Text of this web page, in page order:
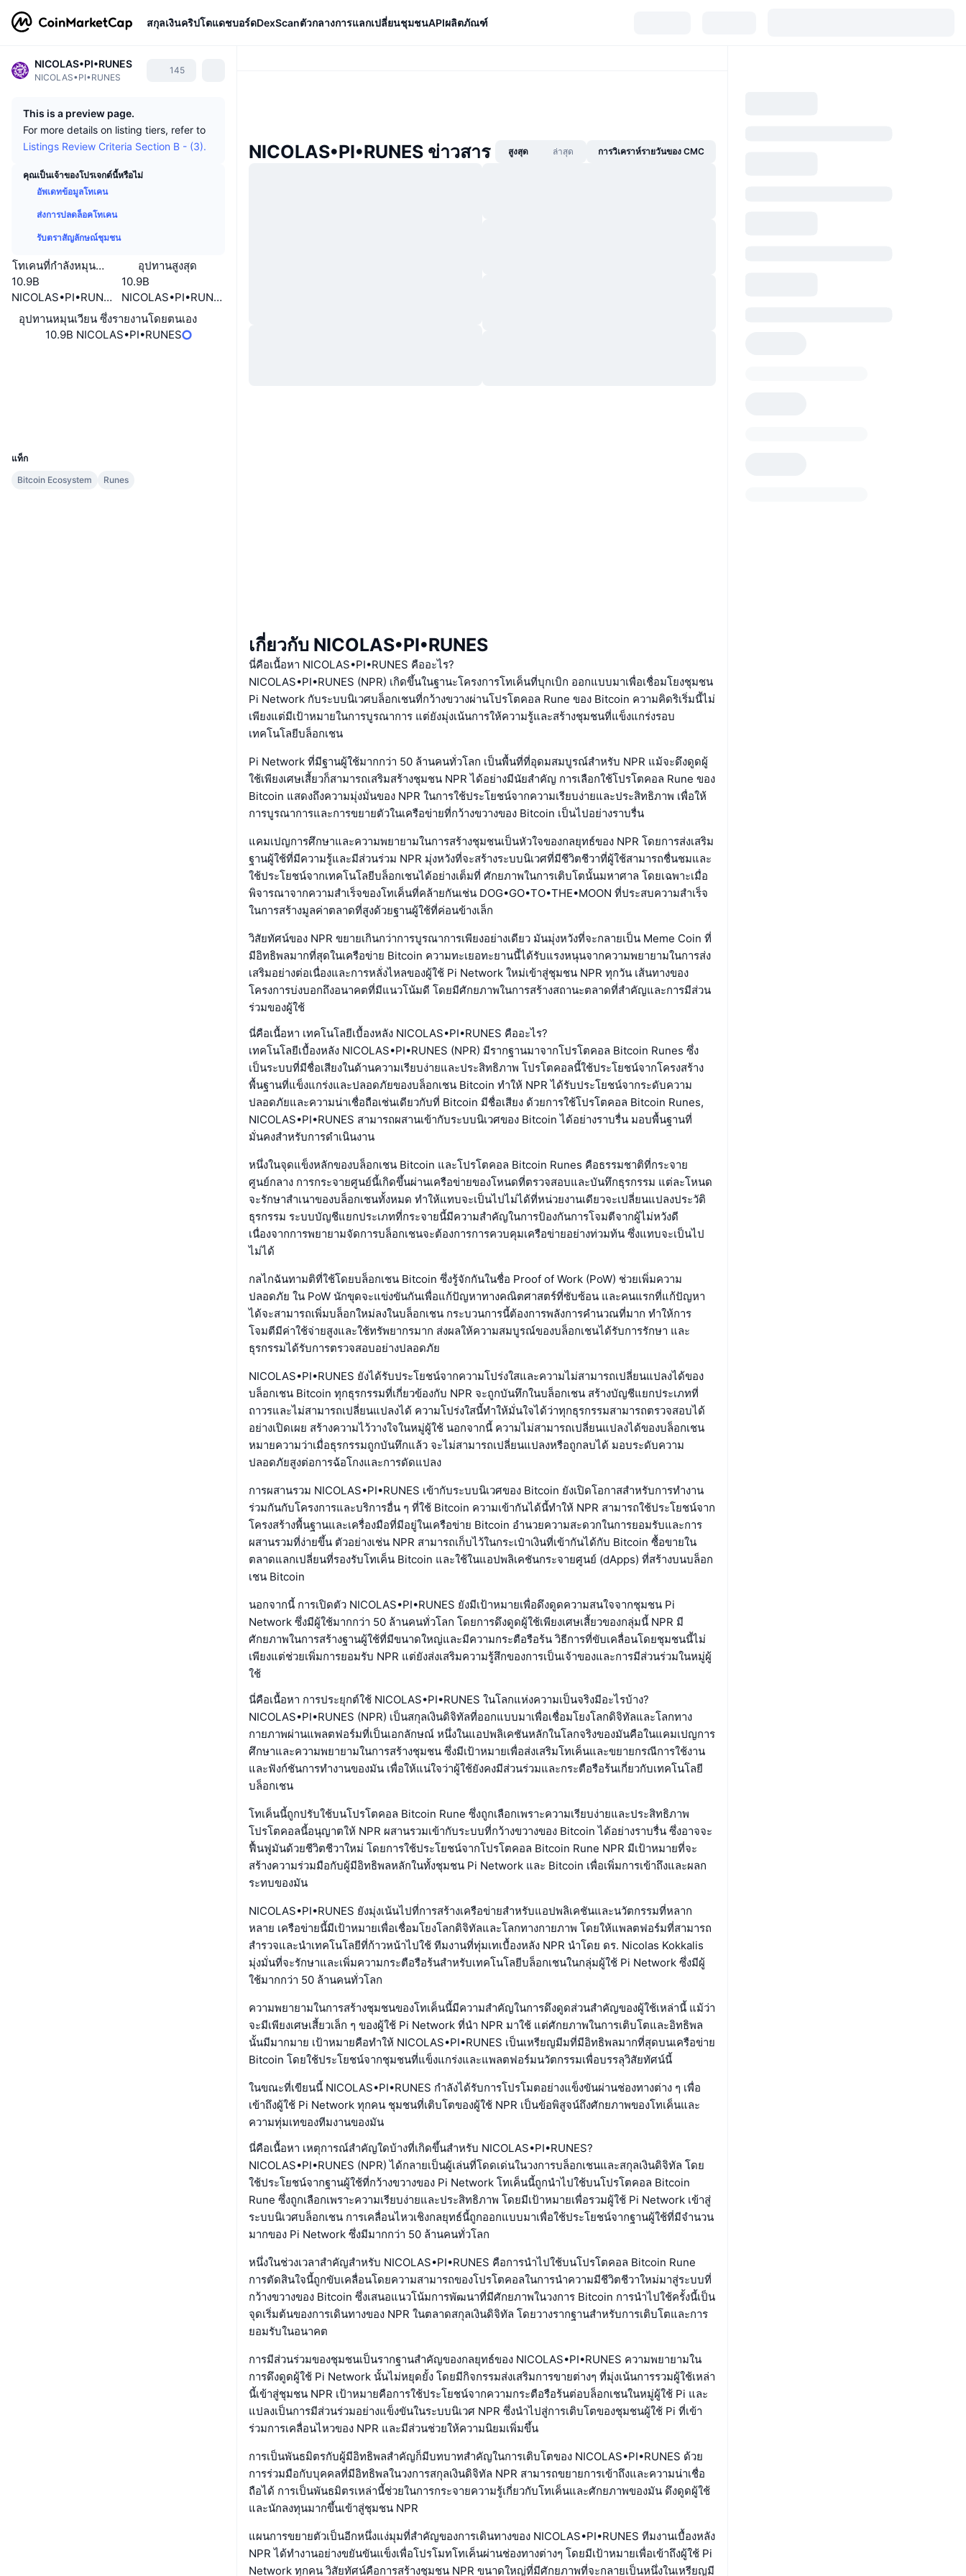
สกุลเงินคริปโตแดชบอร์ดDexScanตัวกลางการแลกเปลี่ยนชุมชนAPIผลิตภัณฑ์
NICOLAS•PI•RUNES
NICOLAS•PI•RUNES
145
This is a preview page.
For more details on listing tiers, refer to
Listings Review Criteria Section B - (3).
คุณเป็นเจ้าของโปรเจกต์นี้หรือไม่
อัพเดทข้อมูลโทเคน
ส่งการปลดล็อคโทเคน
รับตราสัญลักษณ์ชุมชน
โทเคนที่กำลังหมุนเวียนหรือถูกล็อค
10.9B
NICOLAS•PI•RUNES
อุปทานสูงสุด
10.9B
NICOLAS•PI•RUNES
อุปทานหมุนเวียน ซึ่งรายงานโดยตนเอง
10.9B NICOLAS•PI•RUNES
แท็ก
Bitcoin Ecosystem
Runes
NICOLAS•PI•RUNES ข่าวสาร สูงสุด ล่าสุด การวิเคราห์รายวันของ CMC
เกี่ยวกับ NICOLAS•PI•RUNES
นี่คือเนื้อหา NICOLAS•PI•RUNES คืออะไร?
NICOLAS•PI•RUNES (NPR) เกิดขึ้นในฐานะโครงการโทเค็นที่บุกเบิก ออกแบบมาเพื่อเชื่อมโยงชุมชน
Pi Network กับระบบนิเวศบล็อกเชนที่กว้างขวางผ่านโปรโตคอล Rune ของ Bitcoin ความคิดริเริ่มนี้ไม่
เพียงแต่มีเป้าหมายในการบูรณาการ แต่ยังมุ่งเน้นการให้ความรู้และสร้างชุมชนที่แข็งแกร่งรอบ
เทคโนโลยีบล็อกเชน
Pi Network ที่มีฐานผู้ใช้มากกว่า 50 ล้านคนทั่วโลก เป็นพื้นที่ที่อุดมสมบูรณ์สำหรับ NPR แม้จะดึงดูดผู้
ใช้เพียงเศษเสี้ยวก็สามารถเสริมสร้างชุมชน NPR ได้อย่างมีนัยสำคัญ การเลือกใช้โปรโตคอล Rune ของ
Bitcoin แสดงถึงความมุ่งมั่นของ NPR ในการใช้ประโยชน์จากความเรียบง่ายและประสิทธิภาพ เพื่อให้
การบูรณาการและการขยายตัวในเครือข่ายที่กว้างขวางของ Bitcoin เป็นไปอย่างราบรื่น
แคมเปญการศึกษาและความพยายามในการสร้างชุมชนเป็นหัวใจของกลยุทธ์ของ NPR โดยการส่งเสริม
ฐานผู้ใช้ที่มีความรู้และมีส่วนร่วม NPR มุ่งหวังที่จะสร้างระบบนิเวศที่มีชีวิตชีวาที่ผู้ใช้สามารถชื่นชมและ
ใช้ประโยชน์จากเทคโนโลยีบล็อกเชนได้อย่างเต็มที่ ศักยภาพในการเติบโตนั้นมหาศาล โดยเฉพาะเมื่อ
พิจารณาจากความสำเร็จของโทเค็นที่คล้ายกันเช่น DOG•GO•TO•THE•MOON ที่ประสบความสำเร็จ
ในการสร้างมูลค่าตลาดที่สูงด้วยฐานผู้ใช้ที่ค่อนข้างเล็ก
วิสัยทัศน์ของ NPR ขยายเกินกว่าการบูรณาการเพียงอย่างเดียว มันมุ่งหวังที่จะกลายเป็น Meme Coin ที่
มีอิทธิพลมากที่สุดในเครือข่าย Bitcoin ความทะเยอทะยานนี้ได้รับแรงหนุนจากความพยายามในการส่ง
เสริมอย่างต่อเนื่องและการหลั่งไหลของผู้ใช้ Pi Network ใหม่เข้าสู่ชุมชน NPR ทุกวัน เส้นทางของ
โครงการบ่งบอกถึงอนาคตที่มีแนวโน้มดี โดยมีศักยภาพในการสร้างสถานะตลาดที่สำคัญและการมีส่วน
ร่วมของผู้ใช้
นี่คือเนื้อหา เทคโนโลยีเบื้องหลัง NICOLAS•PI•RUNES คืออะไร?
เทคโนโลยีเบื้องหลัง NICOLAS•PI•RUNES (NPR) มีรากฐานมาจากโปรโตคอล Bitcoin Runes ซึ่ง
เป็นระบบที่มีชื่อเสียงในด้านความเรียบง่ายและประสิทธิภาพ โปรโตคอลนี้ใช้ประโยชน์จากโครงสร้าง
พื้นฐานที่แข็งแกร่งและปลอดภัยของบล็อกเชน Bitcoin ทำให้ NPR ได้รับประโยชน์จากระดับความ
ปลอดภัยและความน่าเชื่อถือเช่นเดียวกับที่ Bitcoin มีชื่อเสียง ด้วยการใช้โปรโตคอล Bitcoin Runes,
NICOLAS•PI•RUNES สามารถผสานเข้ากับระบบนิเวศของ Bitcoin ได้อย่างราบรื่น มอบพื้นฐานที่
มั่นคงสำหรับการดำเนินงาน
หนึ่งในจุดแข็งหลักของบล็อกเชน Bitcoin และโปรโตคอล Bitcoin Runes คือธรรมชาติที่กระจาย
ศูนย์กลาง การกระจายศูนย์นี้เกิดขึ้นผ่านเครือข่ายของโหนดที่ตรวจสอบและบันทึกธุรกรรม แต่ละโหนด
จะรักษาสำเนาของบล็อกเชนทั้งหมด ทำให้แทบจะเป็นไปไม่ได้ที่หน่วยงานเดียวจะเปลี่ยนแปลงประวัติ
ธุรกรรม ระบบบัญชีแยกประเภทที่กระจายนี้มีความสำคัญในการป้องกันการโจมตีจากผู้ไม่หวังดี
เนื่องจากการพยายามจัดการบล็อกเชนจะต้องการการควบคุมเครือข่ายอย่างท่วมท้น ซึ่งแทบจะเป็นไป
ไม่ได้
กลไกฉันทามติที่ใช้โดยบล็อกเชน Bitcoin ซึ่งรู้จักกันในชื่อ Proof of Work (PoW) ช่วยเพิ่มความ
ปลอดภัย ใน PoW นักขุดจะแข่งขันกันเพื่อแก้ปัญหาทางคณิตศาสตร์ที่ซับซ้อน และคนแรกที่แก้ปัญหา
ได้จะสามารถเพิ่มบล็อกใหม่ลงในบล็อกเชน กระบวนการนี้ต้องการพลังการคำนวณที่มาก ทำให้การ
โจมตีมีค่าใช้จ่ายสูงและใช้ทรัพยากรมาก ส่งผลให้ความสมบูรณ์ของบล็อกเชนได้รับการรักษา และ
ธุรกรรมได้รับการตรวจสอบอย่างปลอดภัย
NICOLAS•PI•RUNES ยังได้รับประโยชน์จากความโปร่งใสและความไม่สามารถเปลี่ยนแปลงได้ของ
บล็อกเชน Bitcoin ทุกธุรกรรมที่เกี่ยวข้องกับ NPR จะถูกบันทึกในบล็อกเชน สร้างบัญชีแยกประเภทที่
ถาวรและไม่สามารถเปลี่ยนแปลงได้ ความโปร่งใสนี้ทำให้มั่นใจได้ว่าทุกธุรกรรมสามารถตรวจสอบได้
อย่างเปิดเผย สร้างความไว้วางใจในหมู่ผู้ใช้ นอกจากนี้ ความไม่สามารถเปลี่ยนแปลงได้ของบล็อกเชน
หมายความว่าเมื่อธุรกรรมถูกบันทึกแล้ว จะไม่สามารถเปลี่ยนแปลงหรือถูกลบได้ มอบระดับความ
ปลอดภัยสูงต่อการฉ้อโกงและการดัดแปลง
การผสานรวม NICOLAS•PI•RUNES เข้ากับระบบนิเวศของ Bitcoin ยังเปิดโอกาสสำหรับการทำงาน
ร่วมกันกับโครงการและบริการอื่น ๆ ที่ใช้ Bitcoin ความเข้ากันได้นี้ทำให้ NPR สามารถใช้ประโยชน์จาก
โครงสร้างพื้นฐานและเครื่องมือที่มีอยู่ในเครือข่าย Bitcoin อำนวยความสะดวกในการยอมรับและการ
ผสานรวมที่ง่ายขึ้น ตัวอย่างเช่น NPR สามารถเก็บไว้ในกระเป๋าเงินที่เข้ากันได้กับ Bitcoin ซื้อขายใน
ตลาดแลกเปลี่ยนที่รองรับโทเค็น Bitcoin และใช้ในแอปพลิเคชันกระจายศูนย์ (dApps) ที่สร้างบนบล็อก
เชน Bitcoin
นอกจากนี้ การเปิดตัว NICOLAS•PI•RUNES ยังมีเป้าหมายเพื่อดึงดูดความสนใจจากชุมชน Pi
Network ซึ่งมีผู้ใช้มากกว่า 50 ล้านคนทั่วโลก โดยการดึงดูดผู้ใช้เพียงเศษเสี้ยวของกลุ่มนี้ NPR มี
ศักยภาพในการสร้างฐานผู้ใช้ที่มีขนาดใหญ่และมีความกระตือรือร้น วิธีการที่ขับเคลื่อนโดยชุมชนนี้ไม่
เพียงแต่ช่วยเพิ่มการยอมรับ NPR แต่ยังส่งเสริมความรู้สึกของการเป็นเจ้าของและการมีส่วนร่วมในหมู่ผู้
ใช้
นี่คือเนื้อหา การประยุกต์ใช้ NICOLAS•PI•RUNES ในโลกแห่งความเป็นจริงมีอะไรบ้าง?
NICOLAS•PI•RUNES (NPR) เป็นสกุลเงินดิจิทัลที่ออกแบบมาเพื่อเชื่อมโยงโลกดิจิทัลและโลกทาง
กายภาพผ่านแพลตฟอร์มที่เป็นเอกลักษณ์ หนึ่งในแอปพลิเคชันหลักในโลกจริงของมันคือในแคมเปญการ
ศึกษาและความพยายามในการสร้างชุมชน ซึ่งมีเป้าหมายเพื่อส่งเสริมโทเค็นและขยายกรณีการใช้งาน
และฟังก์ชันการทำงานของมัน เพื่อให้แน่ใจว่าผู้ใช้ยังคงมีส่วนร่วมและกระตือรือร้นเกี่ยวกับเทคโนโลยี
บล็อกเชน
โทเค็นนี้ถูกปรับใช้บนโปรโตคอล Bitcoin Rune ซึ่งถูกเลือกเพราะความเรียบง่ายและประสิทธิภาพ
โปรโตคอลนี้อนุญาตให้ NPR ผสานรวมเข้ากับระบบที่กว้างขวางของ Bitcoin ได้อย่างราบรื่น ซึ่งอาจจะ
ฟื้นฟูมันด้วยชีวิตชีวาใหม่ โดยการใช้ประโยชน์จากโปรโตคอล Bitcoin Rune NPR มีเป้าหมายที่จะ
สร้างความร่วมมือกับผู้มีอิทธิพลหลักในทั้งชุมชน Pi Network และ Bitcoin เพื่อเพิ่มการเข้าถึงและผลก
ระทบของมัน
NICOLAS•PI•RUNES ยังมุ่งเน้นไปที่การสร้างเครือข่ายสำหรับแอปพลิเคชันและนวัตกรรมที่หลาก
หลาย เครือข่ายนี้มีเป้าหมายเพื่อเชื่อมโยงโลกดิจิทัลและโลกทางกายภาพ โดยให้แพลตฟอร์มที่สามารถ
สำรวจและนำเทคโนโลยีที่ก้าวหน้าไปใช้ ทีมงานที่ทุ่มเทเบื้องหลัง NPR นำโดย ดร. Nicolas Kokkalis
มุ่งมั่นที่จะรักษาและเพิ่มความกระตือรือร้นสำหรับเทคโนโลยีบล็อกเชนในกลุ่มผู้ใช้ Pi Network ซึ่งมีผู้
ใช้มากกว่า 50 ล้านคนทั่วโลก
ความพยายามในการสร้างชุมชนของโทเค็นนี้มีความสำคัญในการดึงดูดส่วนสำคัญของผู้ใช้เหล่านี้ แม้ว่า
จะมีเพียงเศษเสี้ยวเล็ก ๆ ของผู้ใช้ Pi Network ที่นำ NPR มาใช้ แต่ศักยภาพในการเติบโตและอิทธิพล
นั้นมีมากมาย เป้าหมายคือทำให้ NICOLAS•PI•RUNES เป็นเหรียญมีมที่มีอิทธิพลมากที่สุดบนเครือข่าย
Bitcoin โดยใช้ประโยชน์จากชุมชนที่แข็งแกร่งและแพลตฟอร์มนวัตกรรมเพื่อบรรลุวิสัยทัศน์นี้
ในขณะที่เขียนนี้ NICOLAS•PI•RUNES กำลังได้รับการโปรโมตอย่างแข็งขันผ่านช่องทางต่าง ๆ เพื่อ
เข้าถึงผู้ใช้ Pi Network ทุกคน ชุมชนที่เติบโตของผู้ใช้ NPR เป็นข้อพิสูจน์ถึงศักยภาพของโทเค็นและ
ความทุ่มเทของทีมงานของมัน
นี่คือเนื้อหา เหตุการณ์สำคัญใดบ้างที่เกิดขึ้นสำหรับ NICOLAS•PI•RUNES?
NICOLAS•PI•RUNES (NPR) ได้กลายเป็นผู้เล่นที่โดดเด่นในวงการบล็อกเชนและสกุลเงินดิจิทัล โดย
ใช้ประโยชน์จากฐานผู้ใช้ที่กว้างขวางของ Pi Network โทเค็นนี้ถูกนำไปใช้บนโปรโตคอล Bitcoin
Rune ซึ่งถูกเลือกเพราะความเรียบง่ายและประสิทธิภาพ โดยมีเป้าหมายเพื่อรวมผู้ใช้ Pi Network เข้าสู่
ระบบนิเวศบล็อกเชน การเคลื่อนไหวเชิงกลยุทธ์นี้ถูกออกแบบมาเพื่อใช้ประโยชน์จากฐานผู้ใช้ที่มีจำนวน
มากของ Pi Network ซึ่งมีมากกว่า 50 ล้านคนทั่วโลก
หนึ่งในช่วงเวลาสำคัญสำหรับ NICOLAS•PI•RUNES คือการนำไปใช้บนโปรโตคอล Bitcoin Rune
การตัดสินใจนี้ถูกขับเคลื่อนโดยความสามารถของโปรโตคอลในการนำความมีชีวิตชีวาใหม่มาสู่ระบบที่
กว้างขวางของ Bitcoin ซึ่งเสนอแนวโน้มการพัฒนาที่มีศักยภาพในวงการ Bitcoin การนำไปใช้ครั้งนี้เป็น
จุดเริ่มต้นของการเดินทางของ NPR ในตลาดสกุลเงินดิจิทัล โดยวางรากฐานสำหรับการเติบโตและการ
ยอมรับในอนาคต
การมีส่วนร่วมของชุมชนเป็นรากฐานสำคัญของกลยุทธ์ของ NICOLAS•PI•RUNES ความพยายามใน
การดึงดูดผู้ใช้ Pi Network นั้นไม่หยุดยั้ง โดยมีกิจกรรมส่งเสริมการขายต่างๆ ที่มุ่งเน้นการรวมผู้ใช้เหล่า
นี้เข้าสู่ชุมชน NPR เป้าหมายคือการใช้ประโยชน์จากความกระตือรือร้นต่อบล็อกเชนในหมู่ผู้ใช้ Pi และ
แปลงเป็นการมีส่วนร่วมอย่างแข็งขันในระบบนิเวศ NPR ซึ่งนำไปสู่การเติบโตของชุมชนผู้ใช้ Pi ที่เข้า
ร่วมการเคลื่อนไหวของ NPR และมีส่วนช่วยให้ความนิยมเพิ่มขึ้น
การเป็นพันธมิตรกับผู้มีอิทธิพลสำคัญก็มีบทบาทสำคัญในการเติบโตของ NICOLAS•PI•RUNES ด้วย
การร่วมมือกับบุคคลที่มีอิทธิพลในวงการสกุลเงินดิจิทัล NPR สามารถขยายการเข้าถึงและความน่าเชื่อ
ถือได้ การเป็นพันธมิตรเหล่านี้ช่วยในการกระจายความรู้เกี่ยวกับโทเค็นและศักยภาพของมัน ดึงดูดผู้ใช้
และนักลงทุนมากขึ้นเข้าสู่ชุมชน NPR
แผนการขยายตัวเป็นอีกหนึ่งแง่มุมที่สำคัญของการเดินทางของ NICOLAS•PI•RUNES ทีมงานเบื้องหลัง
NPR ได้ทำงานอย่างขยันขันแข็งเพื่อโปรโมทโทเค็นผ่านช่องทางต่างๆ โดยมีเป้าหมายเพื่อเข้าถึงผู้ใช้ Pi
Network ทุกคน วิสัยทัศน์คือการสร้างชุมชน NPR ขนาดใหญ่ที่มีศักยภาพที่จะกลายเป็นหนึ่งในเหรียญมี